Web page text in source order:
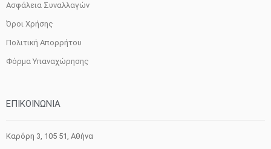
Ασφάλεια Συναλλαγών
Όροι Χρήσης
Πολιτική Απορρήτου
Φόρμα Υπαναχώρησης
ΕΠΙΚΟΙΝΩΝΙΑ
Καρόρη 3, 105 51, Aθήνα